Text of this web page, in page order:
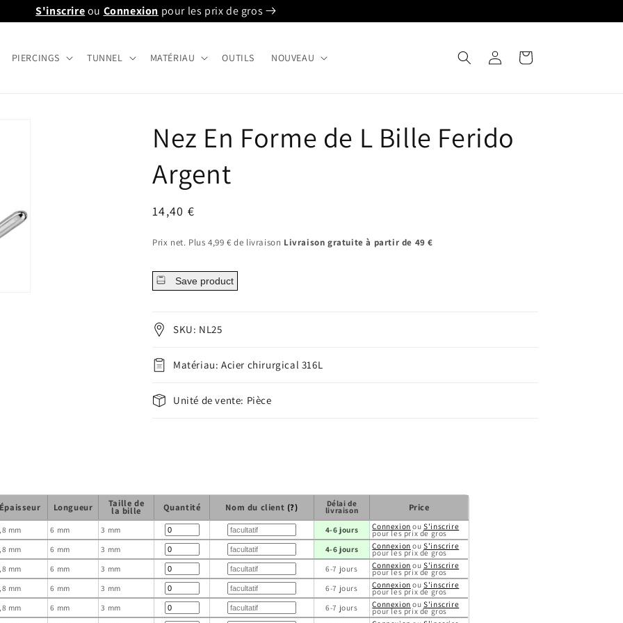
S'inscrireou Connexion pour les prix de gros
PIERCINGS TUNNEL MATÉRIAU OUTILS NOUVEAU Connexion Panier
Nez En Forme de L Bille Ferido
Argent
Prix
14,40 €
Prix net. Plus 4,99 € de livraison Livraison gratuite à partir de 49 €
Save product
SKU: NL25
Matériau: Acier chirurgical 316L
Unité de vente: Pièce
Épaisseur Longueur Taille de
la bille Quantité Nom du client (?) Délai de
livraison
Price
mm 6 mm 3 mm 4-6 jours Connexion ouS'inscrire
pour les prix de gros
mm 6 mm 3 mm 4-6 jours Connexion ouS'inscrire
pour les prix de gros
mm 6 mm 3 mm 6-7 jours Connexion ouS'inscrire
pour les prix de gros
mm 6 mm 3 mm 6-7 jours Connexion ouS'inscrire
pour les prix de gros
mm 6 mm 3 mm 6-7 jours Connexion ouS'inscrire
pour les prix de gros